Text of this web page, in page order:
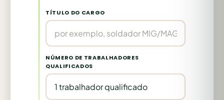
TÍTULO DO CARGO
NÚMERO DE TRABALHADORES
QUALIFICADOS